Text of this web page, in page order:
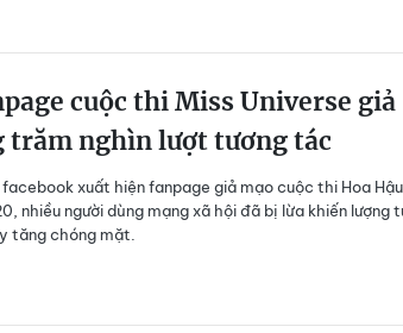
cuộc thi Miss Universe giả
trăm nghìn lượt tương tác
xuất hiện fanpage giả mạo cuộc thi Hoa Hậu
nhiều người dùng mạng xã hội đã bị lừa khiến lượng
tăng chóng mặt.